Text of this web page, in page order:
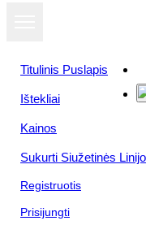
Titulinis Puslapis
Ištekliai
Kainos
Sukurti Siužetinės
Registruotis
Prisijungti